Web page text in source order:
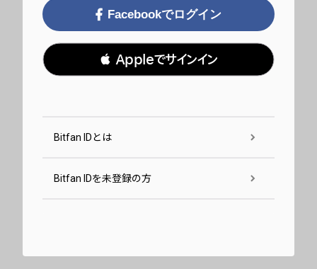
Facebookでログイン
 Appleでサインイン
Bitfan IDとは
Bitfan IDを未登録の方